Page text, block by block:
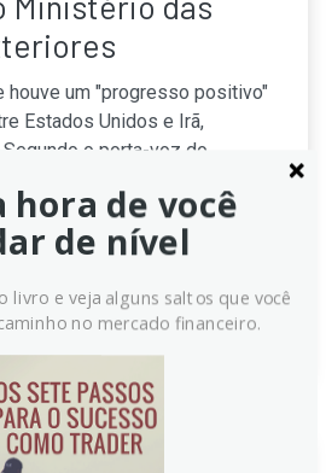
houve um "progresso positivo"
Estados Unidos e Irã,
o porta-voz do
do Paquistão se reuniram com
e iranianas, indicando
hora de você
de nível
livro e veja alguns saltos que você
no mercado financeiro.